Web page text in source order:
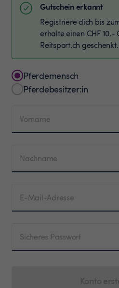
Gutschein erkannt
Registriere dich bis
erhalte einen CHF 10.-
Reitsport.ch geschenkt.
Pferdemensch
Pferdebesitzer:in
Vorname
Nachname
E-Mail-Adresse
Sicheres Passwort